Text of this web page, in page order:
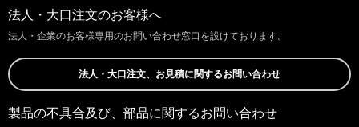
法人・大口注文のお客様へ
法人・企業のお客様専用のお問い合わせ窓口を設けております。
法人・大口注文、お見積に関するお問い合わせ
製品の不具合及び、部品に関するお問い合わせ